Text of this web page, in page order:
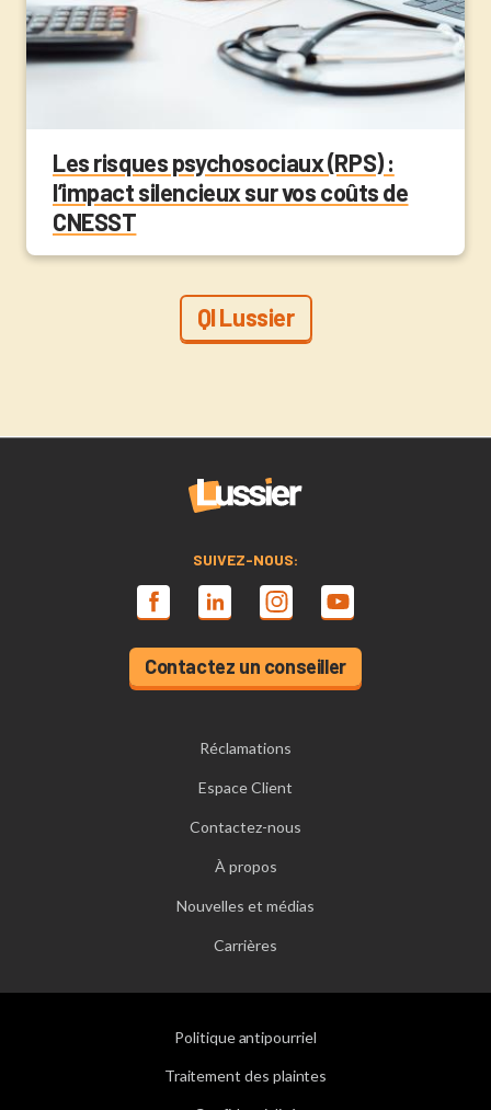
Les risques psychosociaux (RPS) :
l’impact silencieux sur vos coûts de
CNESST
QI Lussier
SUIVEZ-NOUS:
Contactez un conseiller
Réclamations
Espace Client
Contactez-nous
À propos
Nouvelles et médias
Carrières
Politique antipourriel
Traitement des plaintes